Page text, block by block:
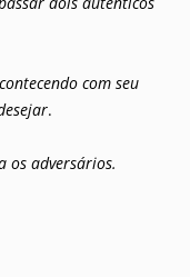
com seu
.
os adversários.